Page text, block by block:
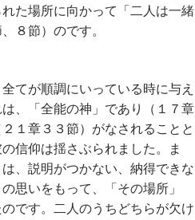
た場所に向かって「二人は一緒
８節）のです。
てが順調にいっている時に与え
、「全能の神」であり（１７章
１章３３節）がなされることと
信仰は揺さぶられました。ま
、説明がつかない、納得できな
思いをもって、「その場所」
のです。二人のうちどちらが欠け